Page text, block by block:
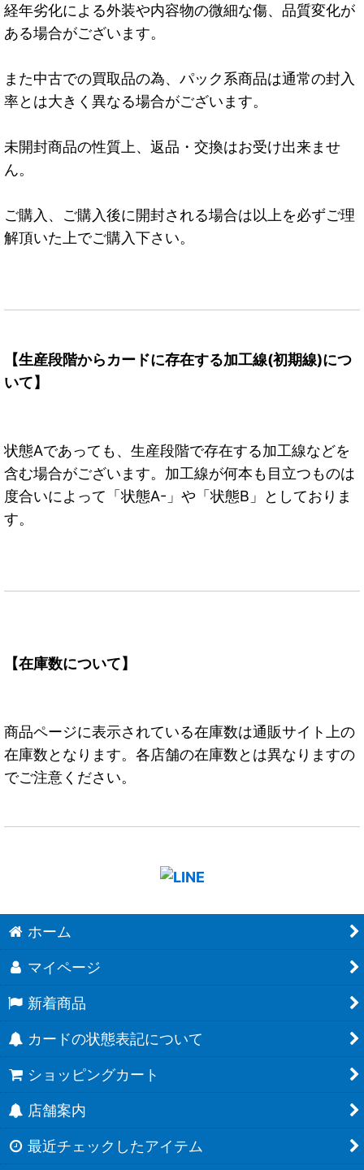
経年劣化による外装や内容物の微細な傷、品質変化が
ある場合がございます。
また中古での買取品の為、パック系商品は通常の封入
率とは大きく異なる場合がございます。
未開封商品の性質上、返品・交換はお受け出来ませ
ん。
ご購入、ご購入後に開封される場合は以上を必ずご理
解頂いた上でご購入下さい。
【生産段階からカードに存在する加工線(初期線)につ
いて】
状態Aであっても、生産段階で存在する加工線などを
含む場合がございます。加工線が何本も目立つものは
度合いによって「状態A-」や「状態B」としておりま
す。
【在庫数について】
商品ページに表示されている在庫数は通販サイト上の
在庫数となります。各店舗の在庫数とは異なりますの
でご注意ください。
ホーム
マイページ
新着商品
カードの状態表記について
ショッピングカート
店舗案内
最近チェックしたアイテム